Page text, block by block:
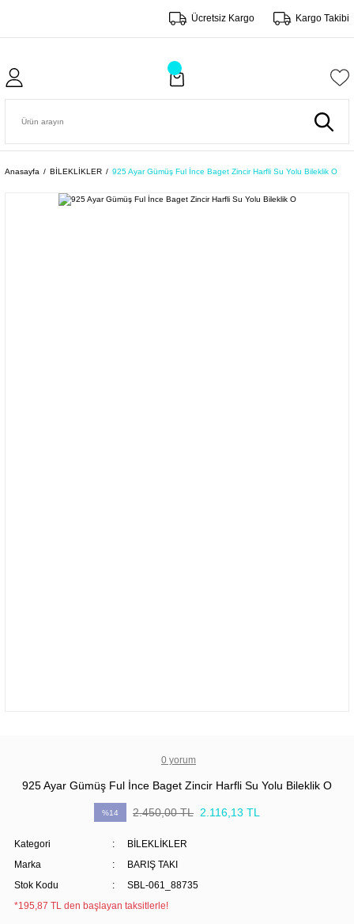
Ücretsiz Kargo Kargo Takibi
Anasayfa BİLEKLİKLER 925 Ayar Gümüş Ful İnce Baget Zincir Harfli Su Yolu Bileklik O
0 yorum
925 Ayar Gümüş Ful İnce Baget Zincir Harfli Su Yolu Bileklik O
%14 2.450,00 TL 2.116,13 TL
Kategori
BİLEKLİKLER
Marka
BARIŞ TAKI
Stok Kodu
SBL-061_88735
*195,87 TL den başlayan taksitlerle!